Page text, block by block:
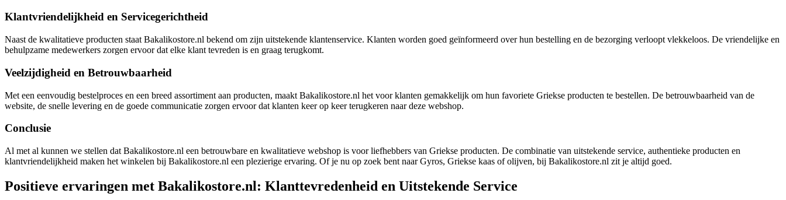
Klantvriendelijkheid en Servicegerichtheid
Naast de kwalitatieve producten staat Bakalikostore.nl bekend om zijn uitstekende klantenservice. Klanten worden goed geïnformeerd over hun bestelling en de bezorging verloopt vlekkeloos. De vriendelijke en
behulpzame medewerkers zorgen ervoor dat elke klant tevreden is en graag terugkomt.
Veelzijdigheid en Betrouwbaarheid
Met een eenvoudig bestelproces en een breed assortiment aan producten, maakt Bakalikostore.nl het voor klanten gemakkelijk om hun favoriete Griekse producten te bestellen. De betrouwbaarheid van de
website, de snelle levering en de goede communicatie zorgen ervoor dat klanten keer op keer terugkeren naar deze webshop.
Conclusie
Al met al kunnen we stellen dat Bakalikostore.nl een betrouwbare en kwalitatieve webshop is voor liefhebbers van Griekse producten. De combinatie van uitstekende service, authentieke producten en
klantvriendelijkheid maken het winkelen bij Bakalikostore.nl een plezierige ervaring. Of je nu op zoek bent naar Gyros, Griekse kaas of olijven, bij Bakalikostore.nl zit je altijd goed.
Positieve ervaringen met Bakalikostore.nl: Klanttevredenheid en Uitstekende Service